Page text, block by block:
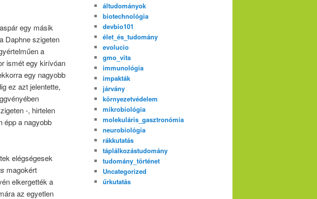
egy másik
Daphne szigeten
a
ismét egy kirívóan
egy nagyobb
ez azt jelentette,
-, hirtelen
épp a nagyobb
elégségesek
magokért
elkergették a
az egyetlen
áltudományok
biotechnológia
devbio101
élet_és_tudomány
evolucio
gmo_vita
immunológia
impakták
járvány
környezetvédelem
mikrobiológia
molekuláris_gasztronómia
neurobiológia
rákkutatás
táplálkozástudomány
tudomány_történet
Uncategorized
űrkutatás